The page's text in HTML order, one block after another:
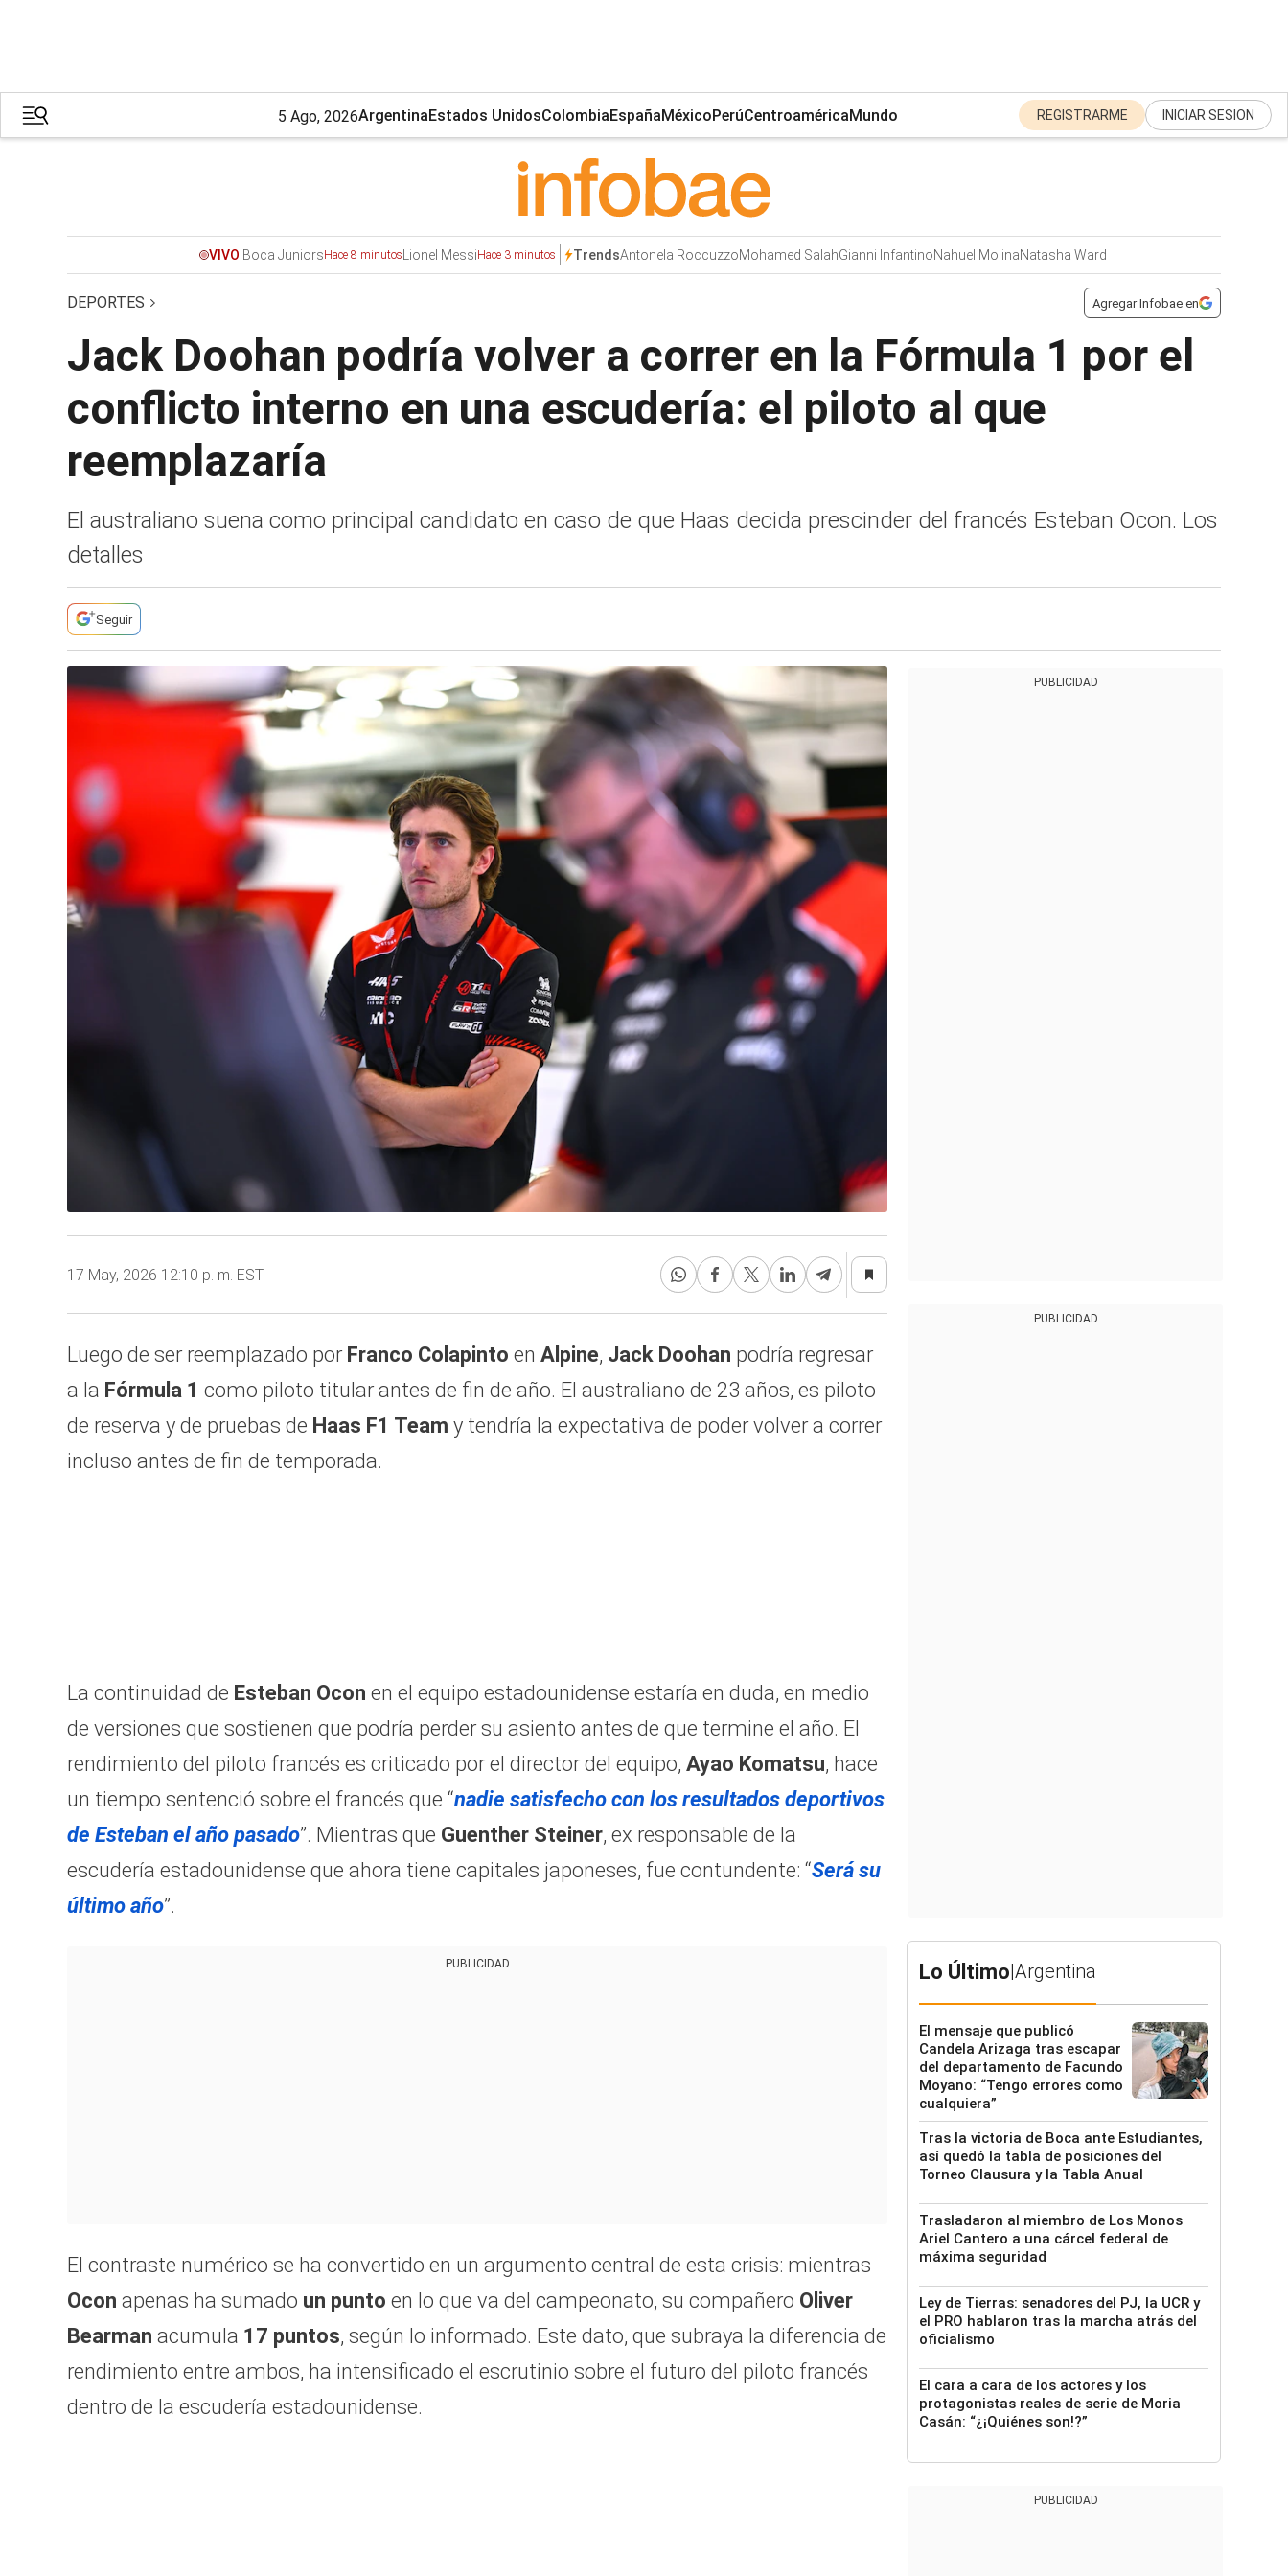
5 Ago, 2026ArgentinaEstados UnidosColombiaEspañaMéxicoPerúCentroaméricaMundo REGISTRARME INICIAR SESION
VIVO Boca JuniorsHace 8 minutosLionel MessiHace 3 minutos TrendsAntonela RoccuzzoMohamed SalahGianni InfantinoNahuel MolinaNatasha Ward
DEPORTES Agregar Infobae en
Jack Doohan podría volver a correr en la Fórmula 1 por el
conflicto interno en una escudería: el piloto al que
reemplazaría
El australiano suena como principal candidato en caso de que Haas decida prescinder del francés Esteban Ocon. Los
detalles
Seguir
17 May, 2026 12:10 p. m. EST
Luego de ser reemplazado por Franco Colapinto en Alpine, Jack Doohan podría regresar
a la Fórmula 1 como piloto titular antes de fin de año. El australiano de 23 años, es piloto
de reserva y de pruebas de Haas F1 Team y tendría la expectativa de poder volver a correr
incluso antes de fin de temporada.
La continuidad de Esteban Ocon en el equipo estadounidense estaría en duda, en medio
de versiones que sostienen que podría perder su asiento antes de que termine el año. El
rendimiento del piloto francés es criticado por el director del equipo, Ayao Komatsu, hace
un tiempo sentenció sobre el francés que “nadie satisfecho con los resultados deportivos
de Esteban el año pasado”. Mientras que Guenther Steiner, ex responsable de la
escudería estadounidense que ahora tiene capitales japoneses, fue contundente: “Será su
último año”.
PUBLICIDAD
El contraste numérico se ha convertido en un argumento central de esta crisis: mientras
Ocon apenas ha sumado un punto en lo que va del campeonato, su compañero Oliver
Bearman acumula 17 puntos, según lo informado. Este dato, que subraya la diferencia de
rendimiento entre ambos, ha intensificado el escrutinio sobre el futuro del piloto francés
dentro de la escudería estadounidense.
PUBLICIDAD
PUBLICIDAD
Lo Último|Argentina
El mensaje que publicó
Candela Arizaga tras escapar
del departamento de Facundo
Moyano: “Tengo errores como
cualquiera”
Tras la victoria de Boca ante Estudiantes,
así quedó la tabla de posiciones del
Torneo Clausura y la Tabla Anual
Trasladaron al miembro de Los Monos
Ariel Cantero a una cárcel federal de
máxima seguridad
Ley de Tierras: senadores del PJ, la UCR y
el PRO hablaron tras la marcha atrás del
oficialismo
El cara a cara de los actores y los
protagonistas reales de serie de Moria
Casán: “¿¡Quiénes son!?”
PUBLICIDAD